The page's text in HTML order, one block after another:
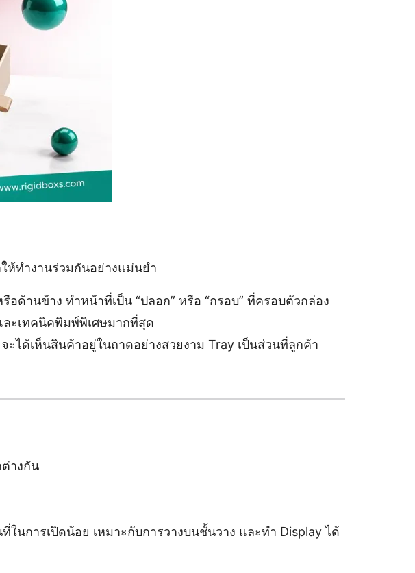
ห้ทำงานร่วมกันอย่างแม่นยำ
ด้านข้าง ทำหน้าที่เป็น “ปลอก” หรือ “กรอบ” ที่ครอบตัวกล่อง
ละเทคนิคพิมพ์พิเศษมากที่สุด
ได้เห็นสินค้าอยู่ในถาดอย่างสวยงาม Tray เป็นส่วนที่ลูกค้า
างกัน
การเปิดน้อย เหมาะกับการวางบนชั้นวาง และทำ Display ได้